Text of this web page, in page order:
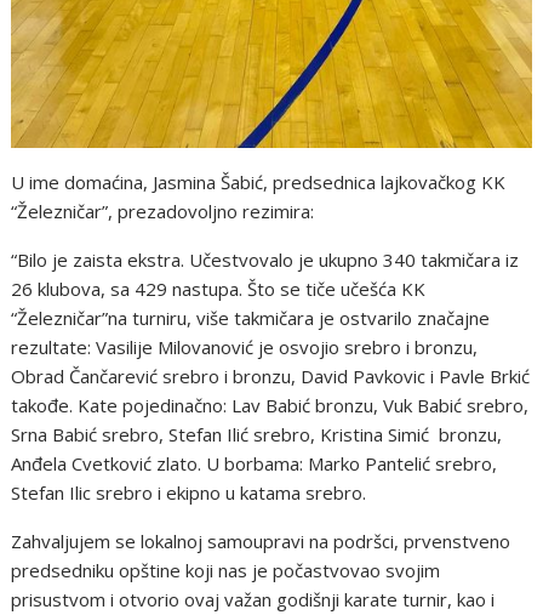
U ime domaćina, Jasmina Šabić, predsednica lajkovačkog KK
“Železničar”, prezadovoljno rezimira:
“Bilo je zaista ekstra. Učestvovalo je ukupno 340 takmičara iz
26 klubova, sa 429 nastupa. Što se tiče učešća KK
“Železničar”na turniru, više takmičara je ostvarilo značajne
rezultate: Vasilije Milovanović je osvojio srebro i bronzu,
Obrad Čančarević srebro i bronzu, David Pavkovic i Pavle Brkić
takođe. Kate pojedinačno: Lav Babić bronzu, Vuk Babić srebro,
Srna Babić srebro, Stefan Ilić srebro, Kristina Simić bronzu,
Anđela Cvetković zlato. U borbama: Marko Pantelić srebro,
Stefan Ilic srebro i ekipno u katama srebro.
Zahvaljujem se lokalnoj samoupravi na podršci, prvenstveno
predsedniku opštine koji nas je počastvovao svojim
prisustvom i otvorio ovaj važan godišnji karate turnir, kao i